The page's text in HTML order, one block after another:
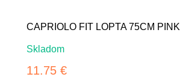
CAPRIOLO FIT LOPTA 75CM PINK
Skladom
11.75 €